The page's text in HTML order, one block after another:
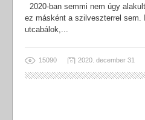
2020-ban semmi nem úgy
ez másként a szilveszterrel sem.
utcabálok,...
15090 2020. december 31